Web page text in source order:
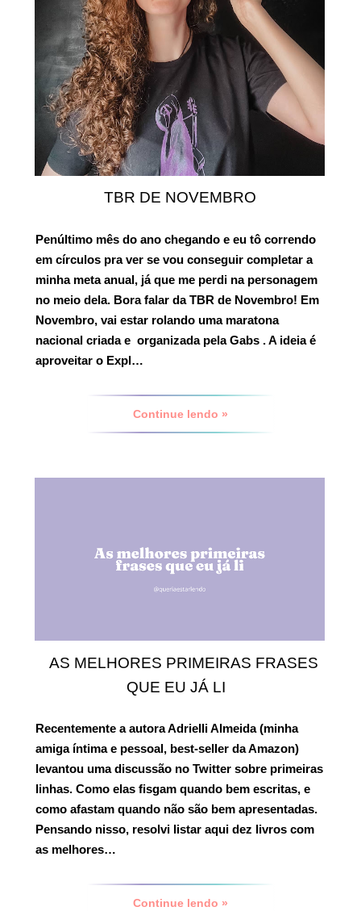
TBR DE NOVEMBRO
Penúltimo mês do ano chegando e eu tô correndo
em círculos pra ver se vou conseguir completar a
minha meta anual, já que me perdi na personagem
no meio dela. Bora falar da TBR de Novembro! Em
Novembro, vai estar rolando uma maratona
nacional criada e organizada pela Gabs . A ideia é
aproveitar o Expl…
Continue lendo »
AS MELHORES PRIMEIRAS FRASES
QUE EU JÁ LI
Recentemente a autora Adrielli Almeida (minha
amiga íntima e pessoal, best-seller da Amazon)
levantou uma discussão no Twitter sobre primeiras
linhas. Como elas fisgam quando bem escritas, e
como afastam quando não são bem apresentadas.
Pensando nisso, resolvi listar aqui dez livros com
as melhores…
Continue lendo »